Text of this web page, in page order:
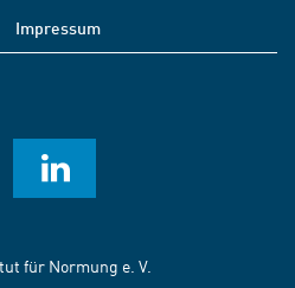
Impressum
für Normung e. V.